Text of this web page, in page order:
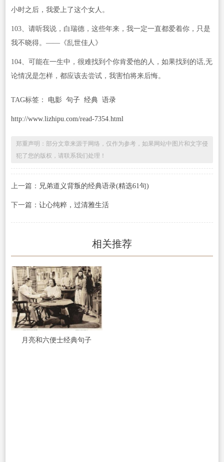
小时之后，我爱上了这个女人。
103、请听我说，白瑞德，这些年来，我一定一直都爱着你，只是
我不晓得。——《乱世佳人》
104、可能在一生中，很难找到个你肯爱他的人，如果找到的话,无
论情况是怎样，都应该去尝试，我害怕将来后悔。
TAG标签： 电影 句子 经典 语录
http://www.lizhipu.com/read-7354.html
郑重声明：部分文章来源于网络，仅作为参考，如果网站中图片和文字侵
犯了您的版权，请联系我们处理！
上一篇： 兄弟道义背叛的经典语录(精选61句)
下一篇： 让心纯粹，过清雅生活
相关推荐
月亮和六便士经典句子